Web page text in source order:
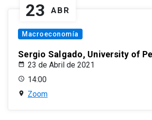
23 ABR
Macroeconomía
Sergio Salgado, University of
23 de Abril de 2021
14:00
Zoom